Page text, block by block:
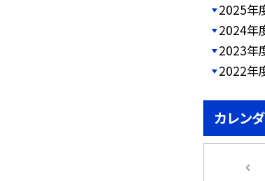
2025年
2024年
2023年
2022年
カレン